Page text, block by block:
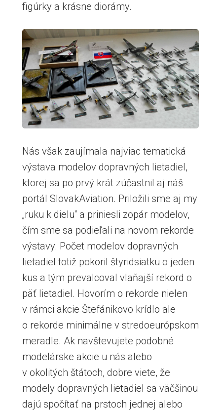
figúrky a krásne diorámy.
Nás však zaujímala najviac tematická
výstava modelov dopravných lietadiel,
ktorej sa po prvý krát zúčastnil aj náš
portál SlovakAviation. Priložili sme aj my
„ruku k dielu“ a priniesli zopár modelov,
čím sme sa podieľali na novom rekorde
výstavy. Počet modelov dopravných
lietadiel totiž pokoril štyridsiatku o jeden
kus a tým prevalcoval vlaňajší rekord o
päť lietadiel. Hovorím o rekorde nielen
v rámci akcie Štefánikovo krídlo ale
o rekorde minimálne v stredoeurópskom
meradle. Ak navštevujete podobné
modelárske akcie u nás alebo
v okolitých štátoch, dobre viete, že
modely dopravných lietadiel sa väčšinou
dajú spočítať na prstoch jednej alebo